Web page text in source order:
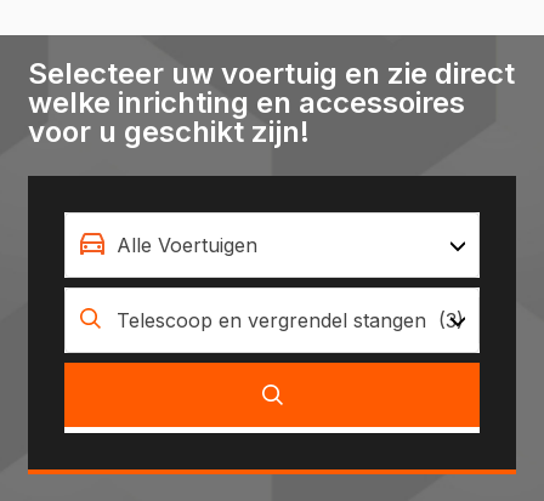
Selecteer uw voertuig en zie direct
welke inrichting en accessoires
voor u geschikt zijn!
Alle Voertuigen
Telescoop en vergrendel stangen (3)